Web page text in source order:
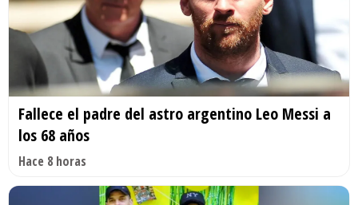
Fallece el padre del astro argentino Leo Messi a
los 68 años
Hace 8 horas